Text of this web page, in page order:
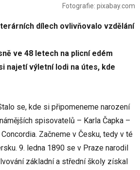
Fotografie: pixabay.com
dílech ovlivňovalo vzdělání
ve 48 letech na plicní edém
najetí výletní lodi na útes, kde
se, kde si připomeneme narození
spisovatelů – Karla Čapka –
Začneme v Česku, tedy v té
9. ledna 1890 se v Praze narodil
základní a střední školy získal